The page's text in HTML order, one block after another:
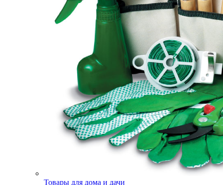
Товары для дома и дачи